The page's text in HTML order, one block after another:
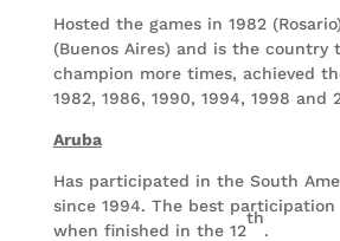
Hosted the games in 1982
(Buenos Aires) and is the country
champion more times, achieved
1982, 1986, 1990, 1994, 1998 and
Aruba
Has participated in the South
since 1994. The best participation
when finished in the 12
th
.